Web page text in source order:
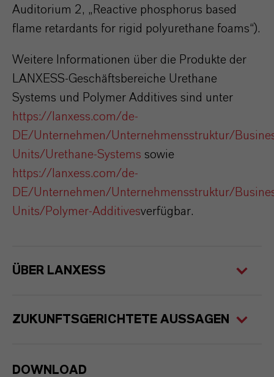
Auditorium 2, „Reactive phosphorus based
flame retardants for rigid polyurethane foams“).
Weitere Informationen über die Produkte der
LANXESS-Geschäftsbereiche Urethane
Systems und Polymer Additives sind unter
https://lanxess.com/de-
DE/Unternehmen/Unternehmensstruktur/
Units/Urethane-Systems sowie
https://lanxess.com/de-
DE/Unternehmen/Unternehmensstruktur/
Units/Polymer-Additivesverfügbar.
ÜBER LANXESS
ZUKUNFTSGERICHTETE AUSSAGEN
DOWNLOAD